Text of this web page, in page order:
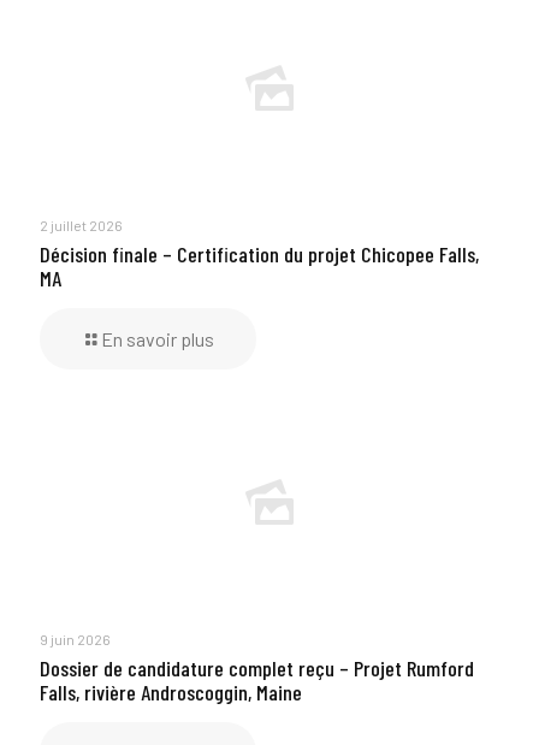
2 juillet 2026
Décision finale – Certification du projet Chicopee Falls,
MA
En savoir plus
9 juin 2026
Dossier de candidature complet reçu – Projet Rumford
Falls, rivière Androscoggin, Maine